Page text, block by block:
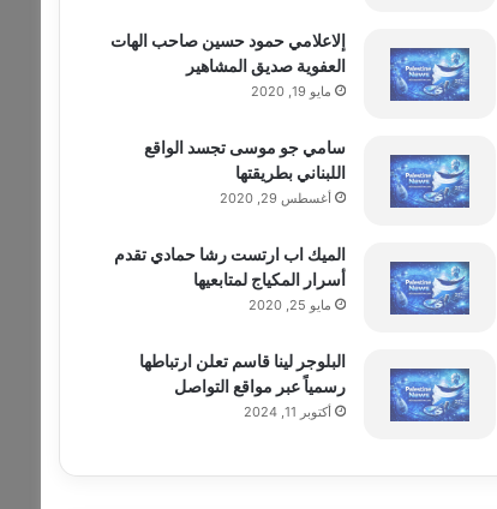
إلاعلامي حمود حسين صاحب الهات
العفوية صديق المشاهير
مايو 19, 2020
سامي جو موسى تجسد الواقع
اللبناني بطريقتها
أغسطس 29, 2020
الميك اب ارتست رشا حمادي تقدم
أسرار المكياج لمتابعيها
مايو 25, 2020
البلوجر لينا قاسم تعلن ارتباطها
رسمياً عبر مواقع التواصل
أكتوبر 11, 2024